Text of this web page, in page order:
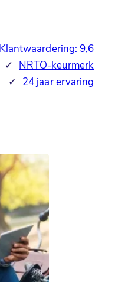
Klantwaardering: 9,6
✓
NRTO-keurmerk
✓
24 jaar ervaring